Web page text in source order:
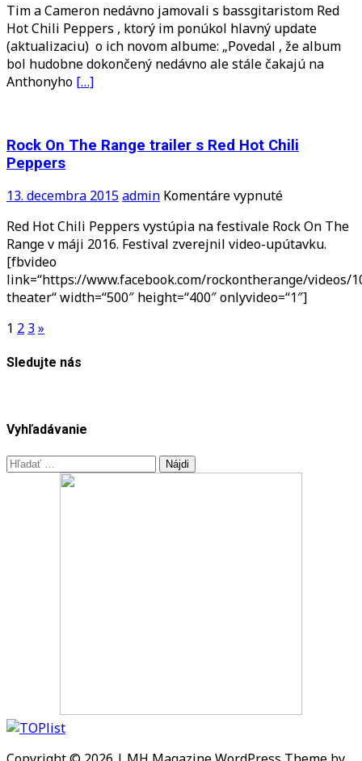
album
Red
Hot
Chili
hotový!
Tim a Cameron nedávno jamovali s bassgitaristom Red
Hot Chili Peppers , ktorý im ponúkol hlavný update
(aktualizaciu) o ich novom albume: „Povedal , že album
bol hudobne dokončený nedávno ale stále čakajú na
Anthonyho […]
Rock On The Range trailer s Red Hot Chili
Peppers
13. decembra 2015admin Komentáre vypnuténa
On
The
trailer
s
Red Hot Chili Peppers vystúpia na festivale Rock On The
Range v máji 2016. Festival zverejnil video-upútavku.
[fbvideo
link=“https://www.facebook.com/rockontherange/videos/
theater“ width=“500″ height=“400″ onlyvideo=“1″]
Stránkovanie
príspevkov
1 2 3»
Sledujte nás
Vyhľadávanie
Hľadať: